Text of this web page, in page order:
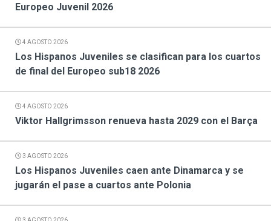
Europeo Juvenil 2026
4 AGOSTO 2026
Los Hispanos Juveniles se clasifican para los cuartos
de final del Europeo sub18 2026
4 AGOSTO 2026
Viktor Hallgrimsson renueva hasta 2029 con el Barça
3 AGOSTO 2026
Los Hispanos Juveniles caen ante Dinamarca y se
jugarán el pase a cuartos ante Polonia